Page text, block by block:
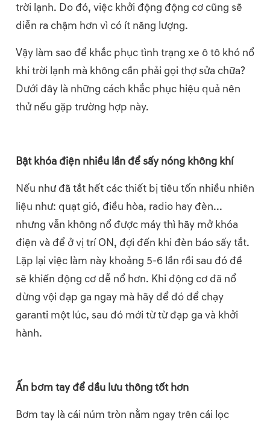
trời lạnh. Do đó, việc khởi động động cơ cũng sẽ
diễn ra chậm hơn vì có ít năng lượng.
Vậy làm sao để khắc phục tình trạng xe ô tô khó nổ
khi trời lạnh mà không cần phải gọi thợ sửa chữa?
Dưới đây là những cách khắc phục hiệu quả nên
thử nếu gặp trường hợp này.
Bật khóa điện nhiều lần để sấy nóng không khí
Nếu như đã tắt hết các thiết bị tiêu tốn nhiều nhiên
liệu như: quạt gió, điều hòa, radio hay đèn...
nhưng vẫn không nổ được máy thì hãy mở khóa
điện và để ở vị trí ON, đợi đến khi đèn báo sấy tắt.
Lặp lại việc làm này khoảng 5-6 lần rồi sau đó đề
sẽ khiến động cơ dễ nổ hơn. Khi động cơ đã nổ
đừng vội đạp ga ngay mà hãy để đó để chạy
garanti một lúc, sau đó mới từ từ đạp ga và khởi
hành.
Ấn bơm tay để dầu lưu thông tốt hơn
Bơm tay là cái núm tròn nằm ngay trên cái lọc